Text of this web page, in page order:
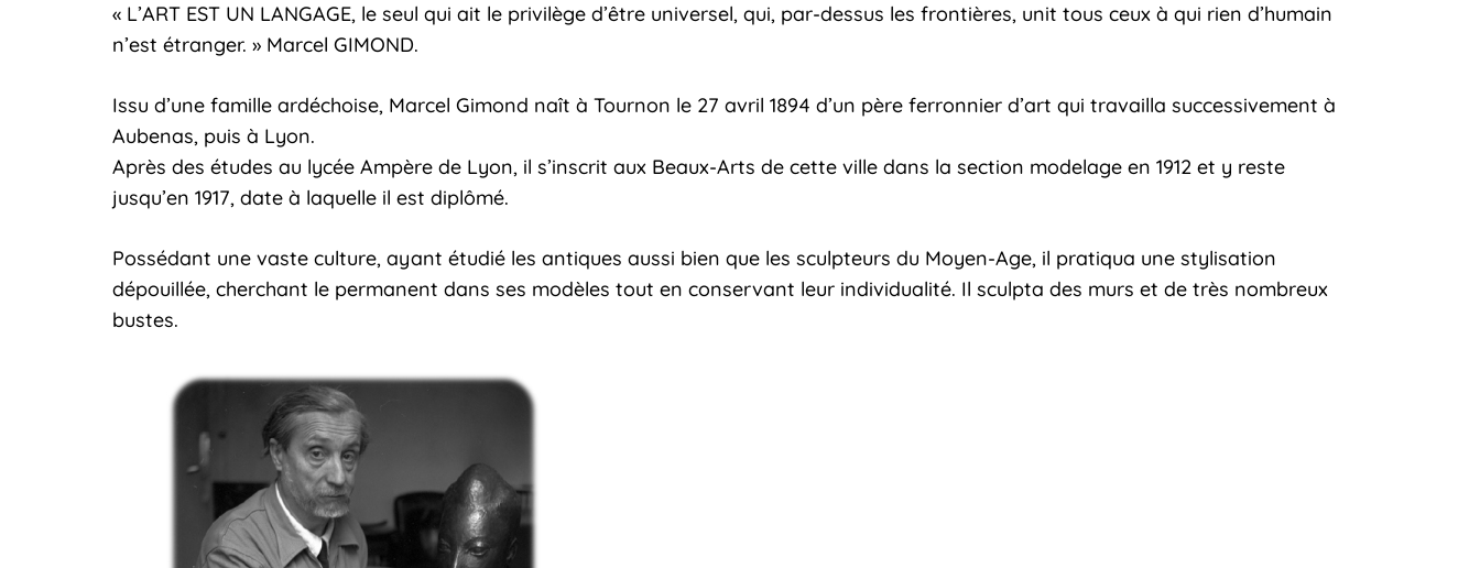
« L’ART EST UN LANGAGE, le seul qui ait le privilège d’être universel, qui, par-dessus les frontières, unit tous ceux à qui rien d’humain
n’est étranger. » Marcel GIMOND.
Issu d’une famille ardéchoise, Marcel Gimond naît à Tournon le 27 avril 1894 d’un père ferronnier d’art qui travailla successivement à
Aubenas, puis à Lyon.
Après des études au lycée Ampère de Lyon, il s’inscrit aux Beaux-Arts de cette ville dans la section modelage en 1912 et y reste
jusqu’en 1917, date à laquelle il est diplômé.
Possédant une vaste culture, ayant étudié les antiques aussi bien que les sculpteurs du Moyen-Age, il pratiqua une stylisation
dépouillée, cherchant le permanent dans ses modèles tout en conservant leur individualité. Il sculpta des murs et de très nombreux
bustes.